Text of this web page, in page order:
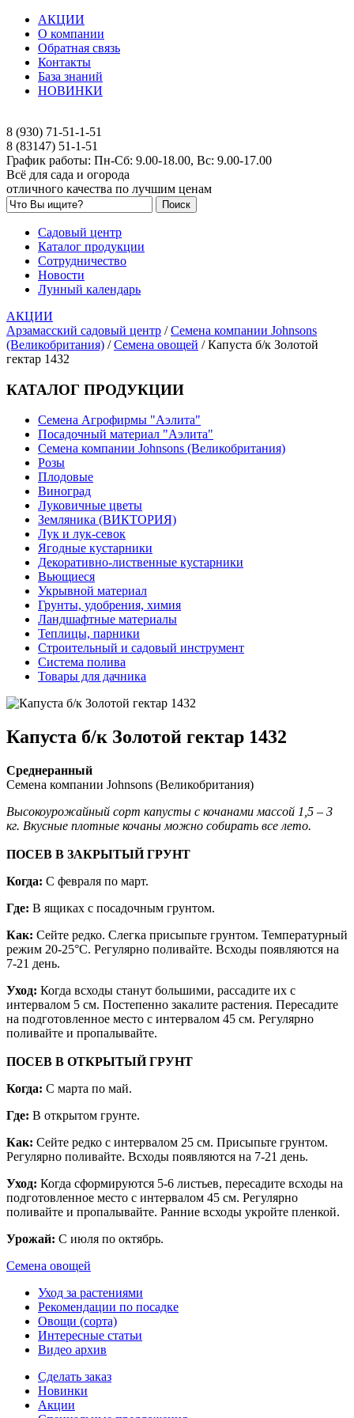
АКЦИИ
О компании
Обратная связь
Контакты
База знаний
НОВИНКИ
8 (930) 71-51-1-51
8 (83147) 51-1-51
График работы: Пн-Сб: 9.00-18.00, Вс: 9.00-17.00
Всё для сада и огорода
отличного качества по лучшим ценам
Садовый центр
Каталог продукции
Сотрудничество
Новости
Лунный календарь
АКЦИИ
Арзамасский садовый центр /Семена компании Johnsons
(Великобритания) /Семена овощей /Капуста б/к Золотой
гектар 1432
КАТАЛОГ ПРОДУКЦИИ
Семена Агрофирмы "Аэлита"
Посадочный материал "Аэлита"
Семена компании Johnsons (Великобритания)
Розы
Плодовые
Виноград
Луковичные цветы
Земляника (ВИКТОРИЯ)
Лук и лук-севок
Ягодные кустарники
Декоративно-лиственные кустарники
Вьющиеся
Укрывной материал
Грунты, удобрения, химия
Ландшафтные материалы
Теплицы, парники
Строительный и садовый инструмент
Система полива
Товары для дачника
Капуста б/к Золотой гектар 1432
Среднеранный
Семена компании Johnsons (Великобритания)
Высокоурожайный сорт капусты с кочанами массой 1,5 – 3
кг. Вкусные плотные кочаны можно собирать все лето.
ПОСЕВ В ЗАКРЫТЫЙ ГРУНТ
Когда: С февраля по март.
Где: В ящиках с посадочным грунтом.
Как: Сейте редко. Слегка присыпьте грунтом. Температурный
режим 20-25°С. Регулярно поливайте. Всходы появляются на
7-21 день.
Уход: Когда всходы станут большими, рассадите их с
интервалом 5 см. Постепенно закалите растения. Пересадите
на подготовленное место с интервалом 45 см. Регулярно
поливайте и пропалывайте.
ПОСЕВ В ОТКРЫТЫЙ ГРУНТ
Когда: С марта по май.
Где: В открытом грунте.
Как: Сейте редко с интервалом 25 см. Присыпьте грунтом.
Регулярно поливайте. Всходы появляются на 7-21 день.
Уход: Когда сформируются 5-6 листьев, пересадите всходы на
подготовленное место с интервалом 45 см. Регулярно
поливайте и пропалывайте. Ранние всходы укройте пленкой.
Урожай: С июля по октябрь.
Семена овощей
Уход за растениями
Рекомендации по посадке
Овощи (сорта)
Интересные статьи
Видео архив
Сделать заказ
Новинки
Акции